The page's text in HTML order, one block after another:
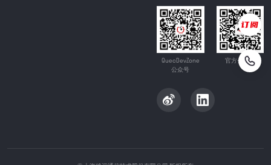
QuecDevZone
公众号
官方公众号